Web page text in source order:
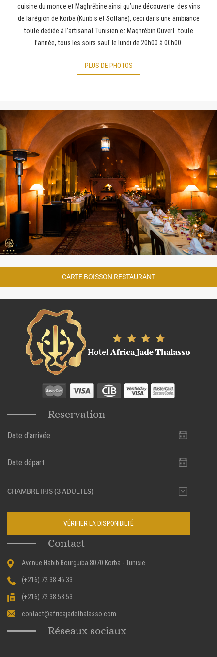
cuisine du monde et Maghrébine ainsi qu’une découverte des vins
de la région de Korba (Kuribis et Soltane), ceci dans une ambiance
toute dédiée à l’artisanat Tunisien et Maghrébin.Ouvert toute
l’année, tous les soirs sauf le lundi de 20h00 à 00h00.
PLUS DE PHOTOS
CARTE BOISSON RESTAURANT
Reservation
VÉRIFIER LA DISPONIBILTÉ
Contact
Avenue Habib Bourguiba 8070 Korba - Tunisie
(+216) 72 38 46 33
(+216) 72 38 53 53
contact@africajadethalasso.com
Réseaux sociaux